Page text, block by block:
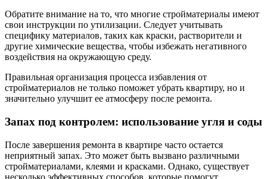
Обратите внимание на то, что многие стройматериалы имеют
свои инструкции по утилизации. Следует учитывать
специфику материалов, таких как краски, растворители и
другие химические вещества, чтобы избежать негативного
воздействия на окружающую среду.
Правильная организация процесса избавления от
стройматериалов не только поможет убрать квартиру, но и
значительно улучшит ее атмосферу после ремонта.
Запах под контролем: использование угля и соды
После завершения ремонта в квартире часто остается
неприятный запах. Это может быть вызвано различными
стройматериалами, клеями и красками. Однако, существует
несколько эффективных способов, которые помогут